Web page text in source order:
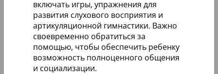
включать игры, упражнения для
развития слухового восприятия и
артикуляционной гимнастики. Важно
своевременно обратиться за
помощью, чтобы обеспечить ребенку
возможность полноценного общения
и социализации.